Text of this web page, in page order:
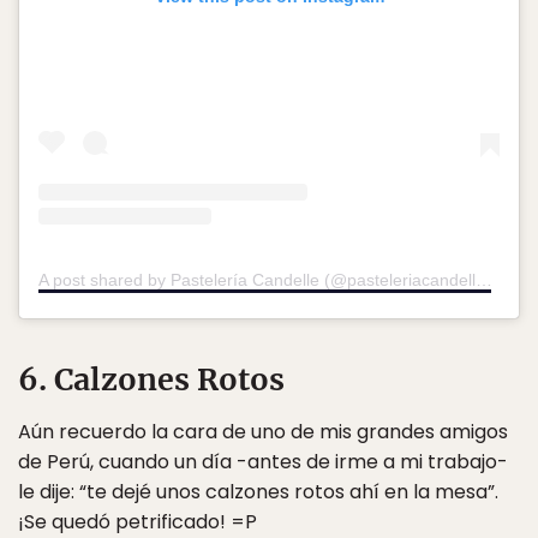
A post shared by Pastelería Candelle (@pasteleriacandelle)
6. Calzones Rotos
Aún recuerdo la cara de uno de mis grandes amigos
de Perú, cuando un día -antes de irme a mi trabajo-
le dije: “te dejé unos calzones rotos ahí en la mesa”.
¡Se quedó petrificado! =P